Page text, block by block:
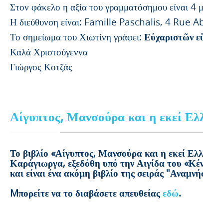
Στον φάκελο η αξία του γραμματόσημου είναι 4
Η διεύθυνση είναι: Famille Paschalis, 4 Rue
Το σημείωμα του Χιωτίνη γράφει: Εὐχαριστῶν
Καλά Χριστούγεννα
Γιώργος Κοτζάς
Αίγυπτος, Μανσούρα και η εκεί
Το βιβλίο «Αίγυπτος, Μανσούρα και η εκεί
Καράγιωργα, εξεδόθη υπό την Αιγίδα του
και είναι ένα ακόμη βιβλίο της σειράς
Mπορείτε να το διαβάσετε απευθείας εδώ.